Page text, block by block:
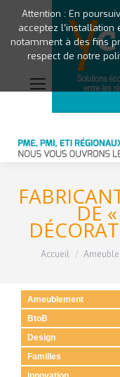
DE
Vous êtes ici :
Accueil
Ameublement
BtoB
Design
Familles
Attention : En
acceptez l’installation
notamment à des fins
respect de notre